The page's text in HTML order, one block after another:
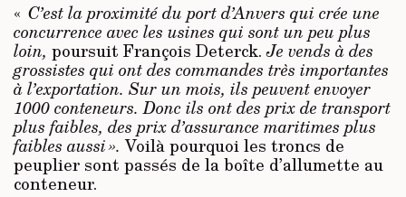
« C’est la proximité du port d’Anvers qui crée une
concurrence avec les usines qui sont un peu plus
loin, poursuit François Deterck.Je vends à des
grossistes qui ont des commandes très importantes
à l’exportation. Sur un mois, ils peuvent envoyer
1000 conteneurs. Donc ils ont des prix de transport
plus faibles, des prix d’assurance maritimes plus
faibles aussi ». Voilà pourquoi les troncs de
peuplier sont passés de la boîte d’allumette au
conteneur.